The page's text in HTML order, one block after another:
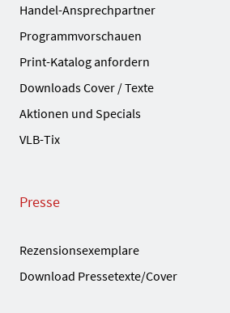
Handel-Ansprechpartner
Programmvorschauen
Print-Katalog anfordern
Downloads Cover / Texte
Aktionen und Specials
VLB-Tix
Presse
Rezensionsexemplare
Download Pressetexte/Cover